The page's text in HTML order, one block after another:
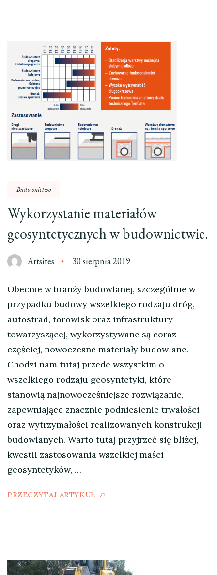
Budownictwo
Wykorzystanie materiałów
geosyntetycznych w budownictwie.
Artsites 30 sierpnia 2019
Obecnie w branży budowlanej, szczególnie w
przypadku budowy wszelkiego rodzaju dróg,
autostrad, torowisk oraz infrastruktury
towarzyszącej, wykorzystywane są coraz
częściej, nowoczesne materiały budowlane.
Chodzi nam tutaj przede wszystkim o
wszelkiego rodzaju geosyntetyki, które
stanowią najnowocześniejsze rozwiązanie,
zapewniające znacznie podniesienie trwałości
oraz wytrzymałości realizowanych konstrukcji
budowlanych. Warto tutaj przyjrzeć się bliżej,
kwestii zastosowania wszelkiej maści
geosyntetyków, …
PRZECZYTAJ ARTYKUŁ